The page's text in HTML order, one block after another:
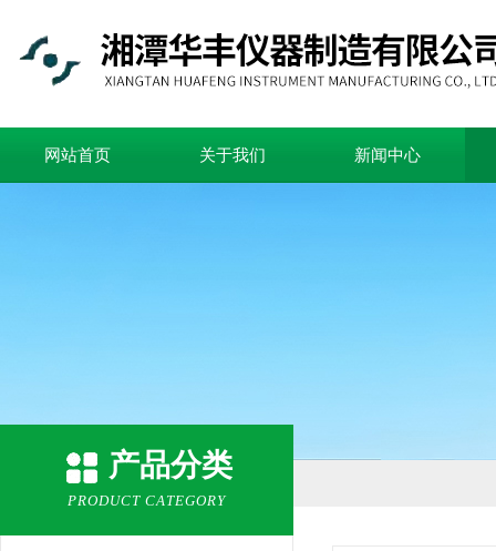
网站首页 关于我们 新闻中心
产品分类
PRODUCT CATEGORY